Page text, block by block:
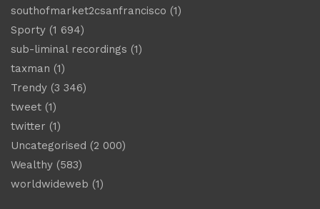
southofmarket2csanfrancisco (1)
Sporty (1 694)
sub-liminal recordings (1)
taxman (1)
Trendy (3 346)
tweet (1)
twitter (1)
Uncategorised (2 000)
Wealthy (583)
worldwideweb (1)